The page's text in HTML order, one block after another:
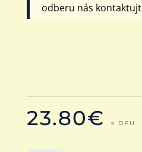
odberu nás
23.80€ s DPH